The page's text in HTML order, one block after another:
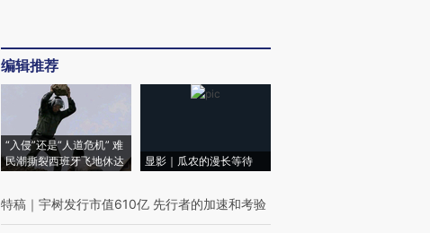
编辑推荐
“入侵”还是“人道危机” 难
民潮撕裂西班牙飞地休达
显影｜瓜农的漫长等待
特稿 ｜ 宇树发行市值610亿 先行者的加速和考验